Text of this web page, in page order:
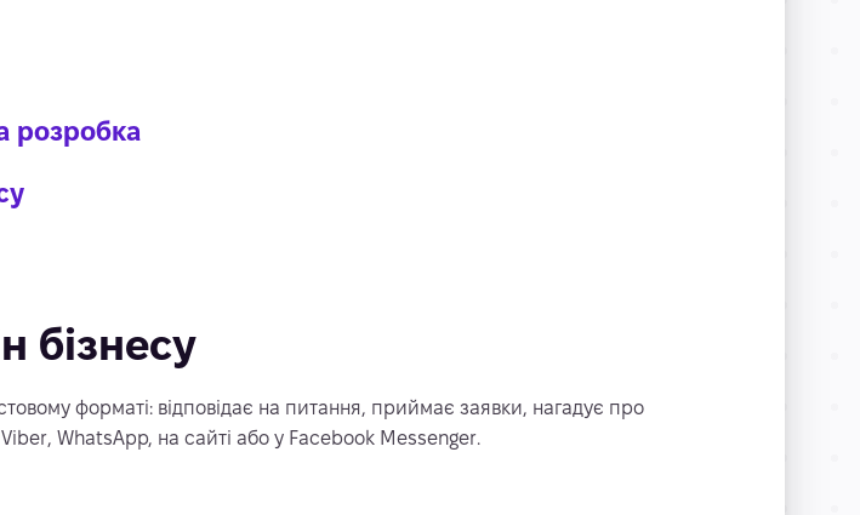
розробка
бізнесу
форматі: відповідає на питання, приймає заявки, нагадує про
WhatsApp, на сайті або у Facebook Messenger.